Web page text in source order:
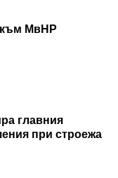
към МвНР
главния
при строежа